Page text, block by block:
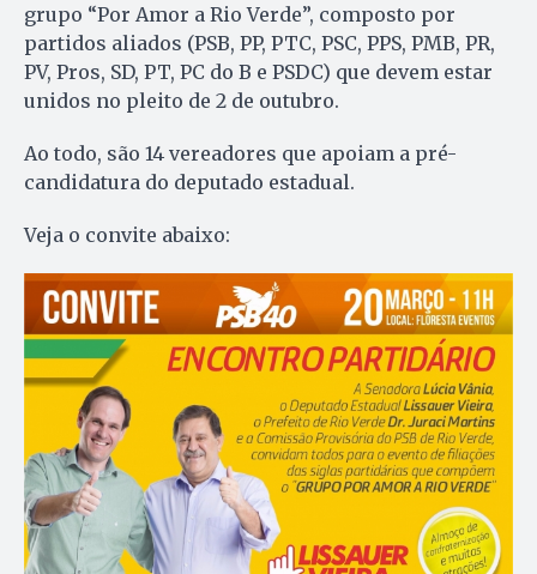
grupo “Por Amor a Rio Verde”, composto por
partidos aliados (PSB, PP, PTC, PSC, PPS, PMB, PR,
PV, Pros, SD, PT, PC do B e PSDC) que devem estar
unidos no pleito de 2 de outubro.
Ao todo, são 14 vereadores que apoiam a pré-
candidatura do deputado estadual.
Veja o convite abaixo: